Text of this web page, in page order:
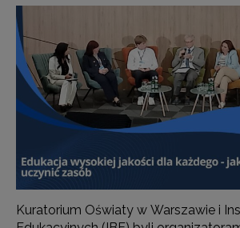
Kuratorium Oświaty w Warszawie i